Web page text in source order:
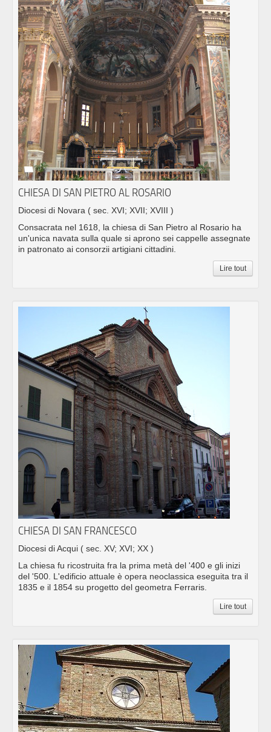
CHIESA DI SAN PIETRO AL ROSARIO
Diocesi di Novara ( sec. XVI; XVII; XVIII )
Consacrata nel 1618, la chiesa di San Pietro al Rosario ha
un'unica navata sulla quale si aprono sei cappelle assegnate
in patronato ai consorzii artigiani cittadini.
Lire tout
CHIESA DI SAN FRANCESCO
Diocesi di Acqui ( sec. XV; XVI; XX )
La chiesa fu ricostruita fra la prima metà del '400 e gli inizi
del '500. L'edificio attuale è opera neoclassica eseguita tra il
1835 e il 1854 su progetto del geometra Ferraris.
Lire tout